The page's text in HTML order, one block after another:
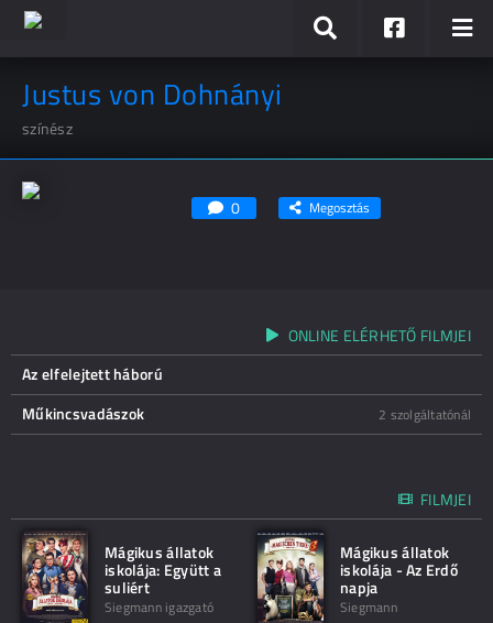
Justus von Dohnányi
színész
0 Megosztás
ONLINE ELÉRHETŐ FILMJEI
Az elfelejtett háború
Műkincsvadászok
2 szolgáltatónál
FILMJEI
Mágikus állatok
iskolája: Együtt a
suliért
Siegmann igazgató
Mágikus állatok
iskolája - Az Erdő
napja
Siegmann